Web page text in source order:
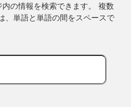
の情報を検索できます。 複数
、単語と単語の間をスペースで